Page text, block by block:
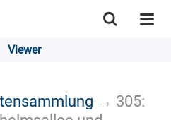
Viewer
→ 305: